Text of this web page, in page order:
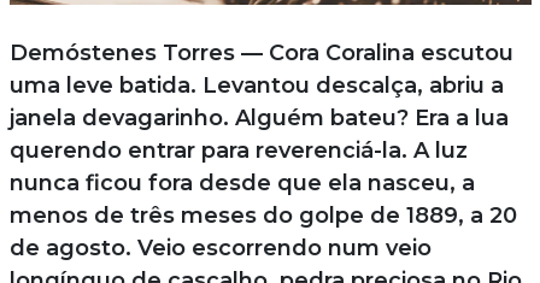
Demóstenes Torres — Cora Coralina escutou
uma leve batida. Levantou descalça, abriu a
janela devagarinho. Alguém bateu? Era a lua
querendo entrar para reverenciá-la. A luz
nunca ficou fora desde que ela nasceu, a
menos de três meses do golpe de 1889, a 20
de agosto. Veio escorrendo num veio